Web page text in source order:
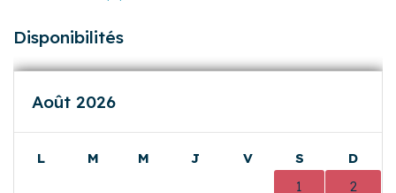
Disponibilités
Août 2026
L M M J V S
D
1 2